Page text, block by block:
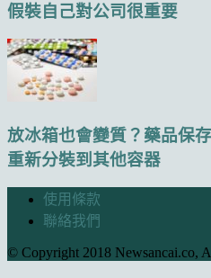
假裝自己對公司很重要
放冰箱也會變質？藥品保
重新分裝到其他容器
使用條款
聯絡我們
© Copyright 2018 Newsancai.co,